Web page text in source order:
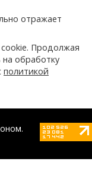
отражает
Продолжая
на обработку
политикой